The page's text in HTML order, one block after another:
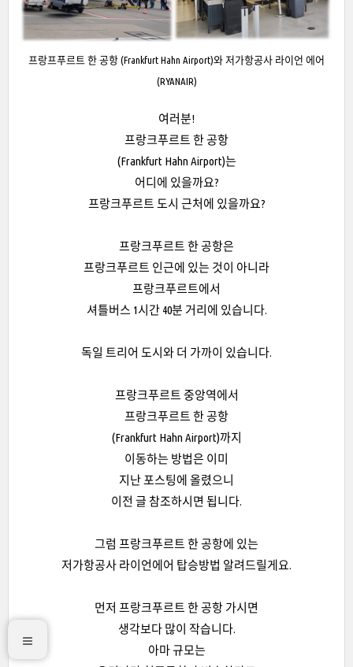
프랑프푸르트 한 공항 (Frankfurt Hahn Airport)와 저가항공사 라이언 에어
(RYANAIR)
여러분!
프랑크푸르트 한 공항
(Frankfurt Hahn Airport)는
어디에 있을까요?
프랑크푸르트 도시 근처에 있을까요?
프랑크푸르트 한 공항은
프랑크푸르트 인근에 있는 것이 아니라
프랑크푸르트에서
셔틀버스 1시간 40분 거리에 있습니다.
독일 트리어 도시와 더 가까이 있습니다.
프랑크푸르트 중앙역에서
프랑크푸르트 한 공항
(Frankfurt Hahn Airport)까지
이동하는 방법은 이미
지난 포스팅에 올렸으니
이전 글 참조하시면 됩니다.
그럼 프랑크푸르트 한 공항에 있는
저가항공사 라이언에어 탑승방법 알려드릴게요.
먼저 프랑크푸르트 한 공항 가시면
생각보다 많이 작습니다.
아마 규모는